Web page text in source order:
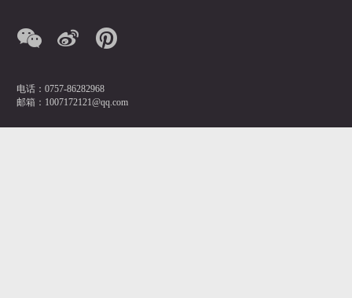
电话：0757-86282968
邮箱：1007172121@qq.com